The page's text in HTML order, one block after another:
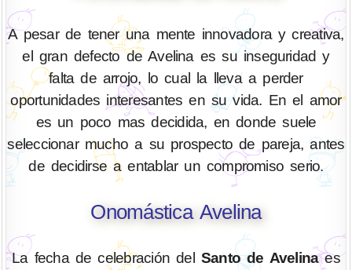
A pesar de tener una mente innovadora y creativa,
el gran defecto de Avelina es su inseguridad y
falta de arrojo, lo cual la lleva a perder
oportunidades interesantes en su vida. En el amor
es un poco mas decidida, en donde suele
seleccionar mucho a su prospecto de pareja, antes
de decidirse a entablar un compromiso serio.
Onomástica Avelina
La fecha de celebración del Santo de Avelinaes